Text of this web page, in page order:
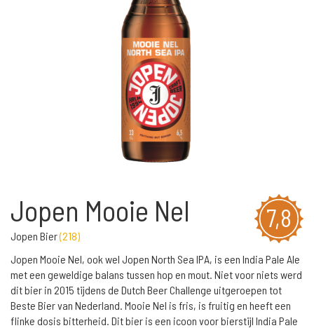
7,8
Jopen Mooie Nel
Jopen Bier(218)
Jopen Mooie Nel, ook wel Jopen North Sea IPA, is een India Pale Ale
met een geweldige balans tussen hop en mout. Niet voor niets werd
dit bier in 2015 tijdens de Dutch Beer Challenge uitgeroepen tot
Beste Bier van Nederland. Mooie Nel is fris, is fruitig en heeft een
flinke dosis bitterheid. Dit bier is een icoon voor bierstijl India Pale